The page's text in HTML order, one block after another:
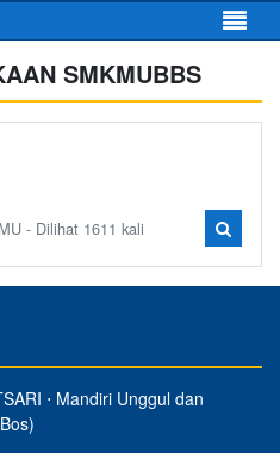
SMKMUBBS
- Dilihat 1611 kali
⋅ Mandiri Unggul dan